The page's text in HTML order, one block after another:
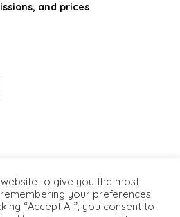
and prices
to give you the most
your preferences
“Accept All”, you consent to